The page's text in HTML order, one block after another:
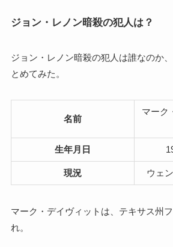
ジョン・レノン暗殺の犯人は？
ジョン・レノン暗殺の犯人は誰なのか
とめてみた。
名前
マーク
生年月日
現況 ウェ
マーク・デイヴィットは、テキサス州
れ。